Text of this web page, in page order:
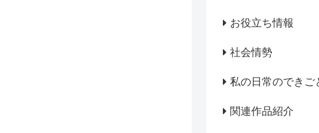
お役立ち情報
社会情勢
私の日常のできご
関連作品紹介